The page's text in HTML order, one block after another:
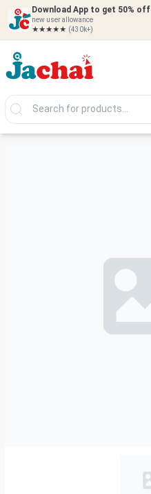
Download App to get 50% off
new user allowance
★★★★★ (430k+)